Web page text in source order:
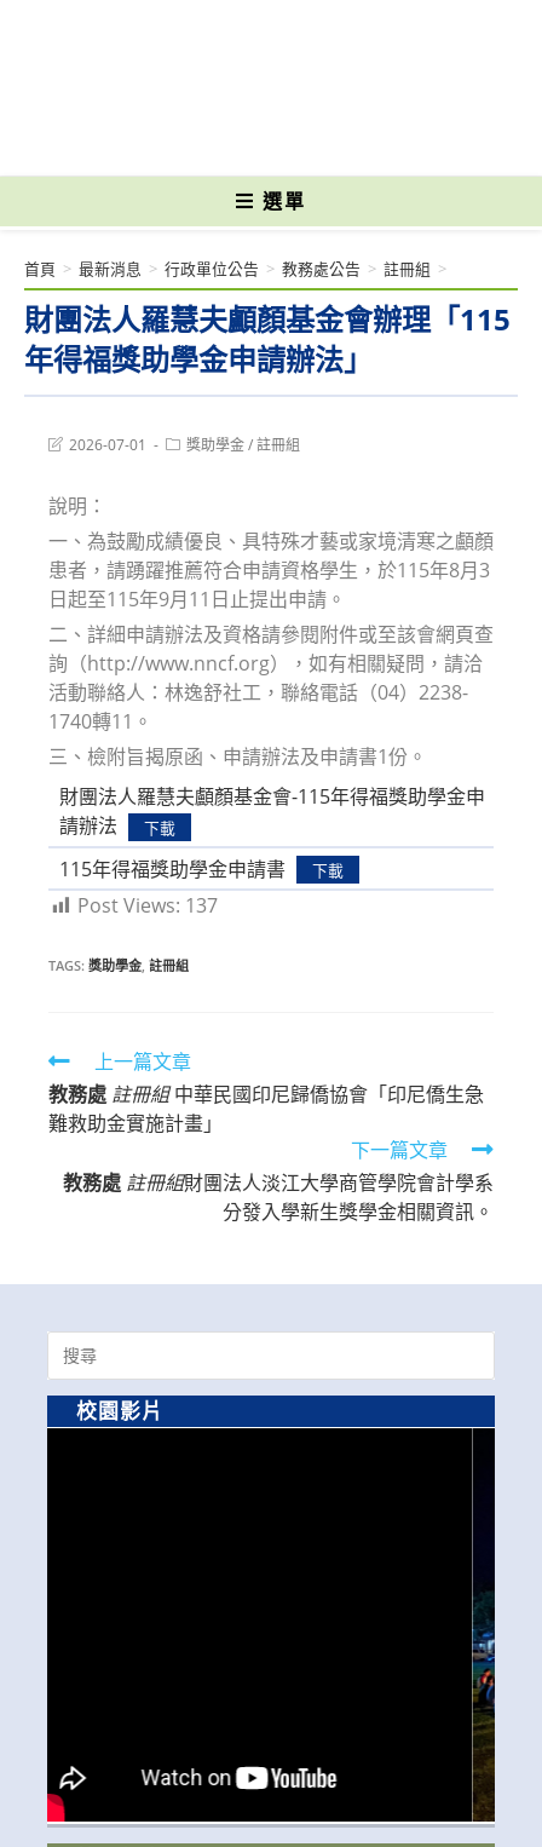
選單
財團法人羅慧夫顱顏基金會辦理「115
年得福獎助學金申請辦法」
首頁 > 最新消息 > 行政單位公告 > 教務處公告 > 註冊組 >
Post2026-07-01
Post獎助學金/註冊組
說明：
一、為鼓勵成績優良、具特殊才藝或家境清寒之顱顏
患者，請踴躍推薦符合申請資格學生，於115年8月3
日起至115年9月11日止提出申請。
二、詳細申請辦法及資格請參閱附件或至該會網頁查
詢（http://www.nncf.org），如有相關疑問，請洽
活動聯絡人：林逸舒社工，聯絡電話（04）2238-
1740轉11。
三、檢附旨揭原函、申請辦法及申請書1份。
財團法人羅慧夫顱顏基金會-115年得福獎助學金申
請辦法
下載
115年得福獎助學金申請書 下載
Post Views: 137
TAGS: 獎助學金 註冊組
Read
more
articles
上一篇文章
教務處 註冊組中華民國印尼歸僑協會「印尼僑生急
難救助金實施計畫」
下一篇文章
教務處 註冊組財團法人淡江大學商管學院會計學系
分發入學新生獎學金相關資訊。
Search
for:
校園影片